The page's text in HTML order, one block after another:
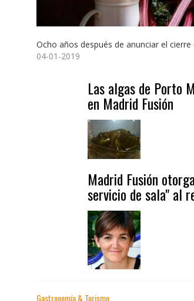
Ocho años después de anunciar el cierre
04-01-2019
Las algas de Porto
en Madrid Fusión
Madrid Fusión
servicio de sala" al
Gastronomía & Turismo